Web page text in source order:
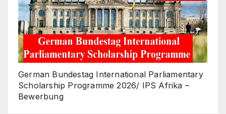
German Bundestag International Parliamentary
Scholarship Programme 2026/ IPS Afrika –
Bewerbung